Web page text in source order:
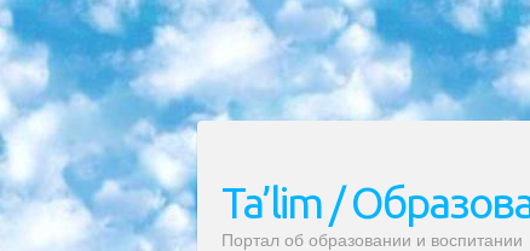
Ta’lim /
Портал об образовании и воспитании